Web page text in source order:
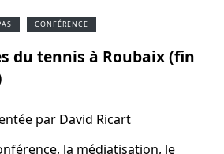
CONFÉRENCE
du tennis à Roubaix (fin
par David Ricart
la médiatisation, le